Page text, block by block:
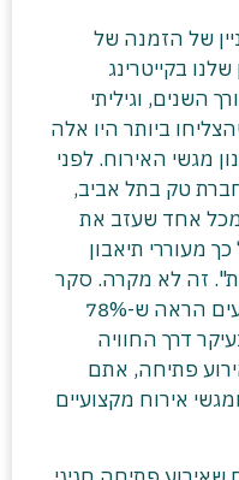
של הזמנה של
בקייטרינג
השנים, וגיליתי
ביותר היו אלה
מגשי האירוח. לפני
טק בתל אביב,
מכל אחד שעזב את
מעוררי תיאבון
זה לא מקרה. סקר
שנערך ב-2023 בתעשיית האירועים הראה ש-78%
דרך החוויה
פתיחה, אתם
אירוח מקצועיים